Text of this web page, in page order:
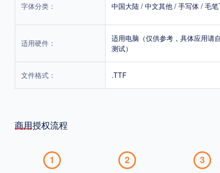
字体分类： 中国大陆 / 中文其他 / 手写体 / 毛
适用硬件：
适用电脑（仅供参考，具体应用请
测试）
文件格式： .TTF
商用授权流程
1 2 3